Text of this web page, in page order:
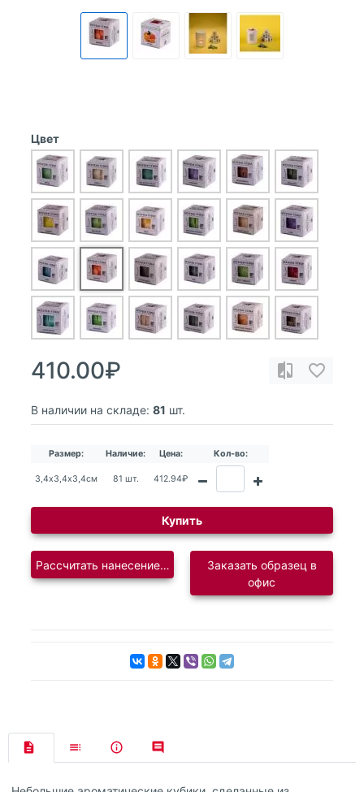
Цвет
410.00₽
В наличии на складе: 81 шт.
Размер: Наличие: Цена: Кол-во:
3,4х3,4х3,4см 81 шт. 412.94₽
Купить
Рассчитать нанесение логотипаЗаказать образец в
офис